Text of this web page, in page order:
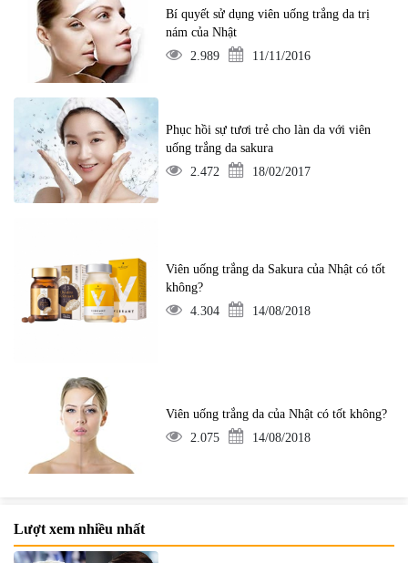
Bí quyết sử dụng viên uống trắng da trị
nám của Nhật
2.989
11/11/2016
Phục hồi sự tươi trẻ cho làn da với viên
uống trắng da sakura
2.472
18/02/2017
Viên uống trắng da Sakura của Nhật có tốt
không?
4.304
14/08/2018
Viên uống trắng da của Nhật có tốt không?
2.075
14/08/2018
Lượt xem nhiều nhất